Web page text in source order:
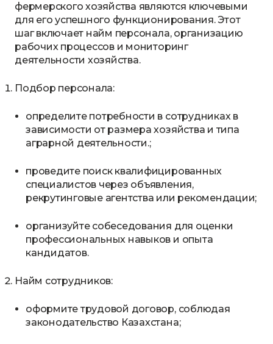
фермерского хозяйства являются ключевыми
для его успешного функционирования. Этот
шаг включает найм персонала, организацию
рабочих процессов и мониторинг
деятельности хозяйства.
Подбор персонала:
определите потребности в сотрудниках в
зависимости от размера хозяйства и типа
аграрной деятельности.;
проведите поиск квалифицированных
специалистов через объявления,
рекрутинговые агентства или рекомендации;
организуйте собеседования для оценки
профессиональных навыков и опыта
кандидатов.
Найм сотрудников:
оформите трудовой договор, соблюдая
законодательство Казахстана;